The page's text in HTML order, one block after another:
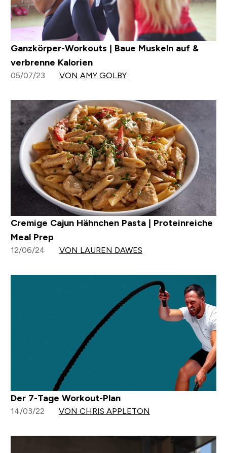
Ganzkörper-Workouts | Baue Muskeln auf &
verbrenne Kalorien
05/07/23 VON AMY GOLBY
Cremige Cajun Hähnchen Pasta | Proteinreiche
Meal Prep
12/06/24 VON LAUREN DAWES
Der 7-Tage Workout-Plan
14/03/22 VON CHRIS APPLETON